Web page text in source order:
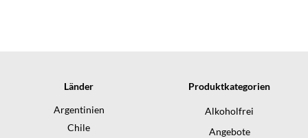
Länder
Argentinien
Chile
Produktkategorien
Alkoholfrei
Angebote